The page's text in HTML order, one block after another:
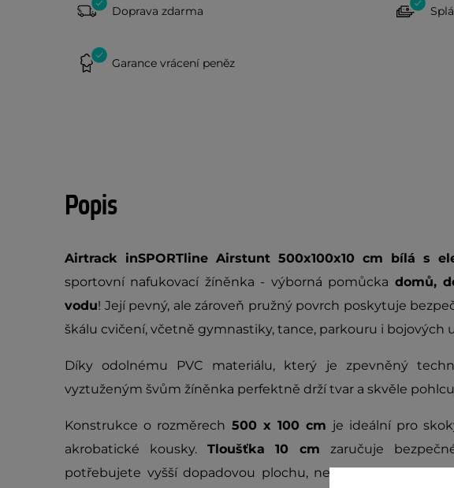
Doprava zdarma
Garance vrácení peněz
Popis
Airtrack inSPORTline Airstunt 500x100x10 cm bílá s
sportovní nafukovací žíněnka - výborná pomůcka domů,
vodu! Její pevný, ale zároveň pružný povrch poskytuje
škálu cvičení, včetně gymnastiky, tance, parkouru i bojových
Díky odolnému PVC materiálu, který je zpevněný
vyztuženým švům žíněnka perfektně drží tvar a skvěle
Konstrukce o rozměrech 500 x 100 cm je ideální pro
akrobatické kousky. Tloušťka 10 cm zaručuje
potřebujete vyšší dopadovou plochu, není to žádný